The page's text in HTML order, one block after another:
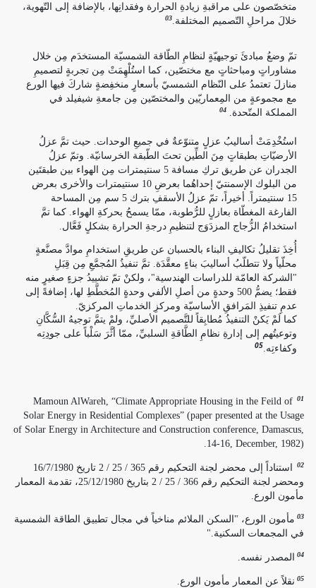
متخصّصون على مراقبةِ زيادةِ الحرارة وفقدانِها، بالإضافة إلى التّهوية،
خلالَ مراحلِ التّصميم المختلفة.03
تمّ وضعُ مبادئَ توجيهيّةٍ لنظامِ الطّاقة الشمسيّة المستخدَم مِن خلال
مشاوراتٍ ومباحثاتٍ مع مختصّين، كما استُلْهِمَتْ مِن تجربةٍ لتصميمِ
منازلَ تعتمدُ على النّظام الشمسيّ بأسعارٍ منخفِضةٍ شاركَ فيها الورع
مع مجموعةٍ من المِعماريّين والمختصّين مِن جامعةِ شيفيلد في
المملكة المتّحدة.04
استُخْدِمَتْ أساليبُ عزلٍ متنوّعةٌ في جميعِ الوحدات. حيث تمَّ عزلُ
الأرضيّاتِ بطبقاتٍ مِنَ الطِّين تحتَ الطّبقة الخرسانيّة. وتمّ عزلُ
الجدران عن طريق تركِ مسافة 5 سنتيمترات مِن الهواء بين طبقتَين
من البلوك الإسمنتيّ إحداهُما بعرضِ 10 سنتيمترات والأخرى بعرض
15 سنتيمتراً. أخيراً، تمّ عزلُ الأسقفِ بترك 5 سم مِن المساحة
الفارغة المغطّاة بعازلٍ للرُّطوبة، ممّا يسمحُ بحركةِ الهواء. كما تمَّ
استخدامُ الزُّجاج المزدَوَج لتنظيمِ درجةِ الحرارة بشكلٍ فَعَّال.
أُخِذَ تقليلُ تكاليفِ البناء بالحسبان عن طريقِ استخدامِ موادَّ مصنَّعةٍ
محلّياً ولا تتطلّبُ أساليبَ بناءٍ معقَّدَة. تمَّ تنفيذُ المُجمَّعِ مِن قِبَلِ
"الشركة العامّة للدراسات الهندسية"، ولكنْ تمّ تشييدُ جزءٍ صغيرٍ منه
فقط؛ يضمُّ 500 وحدةٍ من أصلِ الألفي وحدةٍ المُخطَّطِ لها، إضافةً إلى
عدمِ تنفيذِ المَرافقِ الأساسيّة ومركزِ الخدماتِ المركزيّ.
كما لَمْ يَكنْ التنفيذُ مُطابِقاً للتَّصميم الأصليِّ، ولمْ يتمَّ توجيهُ السُّكَّانِ
وتوعيتُهم إلى إدارةِ نظامِ الطَّاقةِ السلبيِّ، ممّا أثَّرَ سَلْباً على جودِتِه
وكفاءتِه.05
01
Mamoun AlWareh, “Climate Appropriate Housing in the Feild of
Solar Energy in Residential Complexes” (paper presented at the Usage
of Solar Energy in Architecture and Construction conference, Damascus,
14-16, December, 1982).
02
استناداً إلى محضر لجنة التحكيم رقم 365 / 25 / 2 تاريخ 16/7/1980
ومحضر لجنة التحكيم رقم 366 / 25 / 2 بتاريخ 25/12/1980، تقدمة المعمار
مأمون الورع.
03 مأمون الورع، "السكن الملائم مناخياً في مجال تطبيق الطاقة الشمسية
في المجمعات السكنية."
04 المصدر نفسه.
05 نقلاً عن المعمار مأمون الورع.